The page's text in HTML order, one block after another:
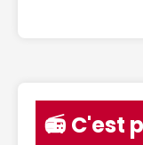
📻 C'est